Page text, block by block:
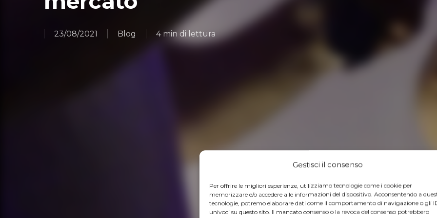
Gestisci il consenso
Per offrire le migliori esperienze, utilizziamo tecnologie come i cookie per
memorizzare e/o accedere alle informazioni del dispositivo. Acconsentendo a
tecnologie, potremo elaborare dati come il comportamento di navigazione o gli
univoci su questo sito. Il mancato consenso o la revoca del consenso potrebbero
23/08/2021 Blog 4 min di lettura